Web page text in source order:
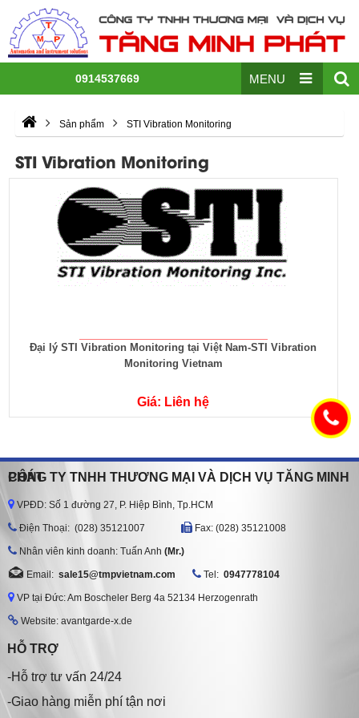
0914537669 MENU
Sản phẩm STI Vibration Monitoring
STI Vibration Monitoring
Đại lý STI Vibration Monitoring tại Việt Nam-STI Vibration
Monitoring Vietnam
Giá: Liên hệ
CÔNG TY TNHH THƯƠNG MẠI VÀ DỊCH VỤ TĂNG MINH PHÁT
VPĐD: Số 1 đường 27, P. Hiệp Bình, Tp.HCM
Ðiện Thoại: (028) 35121007 Fax: (028) 35121008
Nhân viên kinh doanh: Tuấn Anh (Mr.)
Email: sale15@tmpvietnam.com Tel: 0947778104
VP tại Đức: Am Boscheler Berg 4a 52134 Herzogenrath
Website: avantgarde-x.de
HỖ TRỢ
-Hỗ trợ tư vấn 24/24
-Giao hàng miễn phí tận nơi